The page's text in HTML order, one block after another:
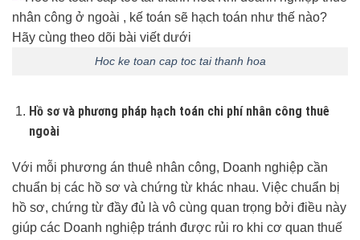
Hoc ke toan cap toc tai thanh hoa
Hồ sơ và phương pháp hạch toán chi phí nhân công thuê
ngoài
Với mỗi phương án thuê nhân công, Doanh nghiệp cần
chuẩn bị các hồ sơ và chứng từ khác nhau. Việc chuẩn bị
hồ sơ, chứng từ đầy đủ là vô cùng quan trọng bởi điều này
giúp các Doanh nghiệp tránh được rủi ro khi cơ quan thuế